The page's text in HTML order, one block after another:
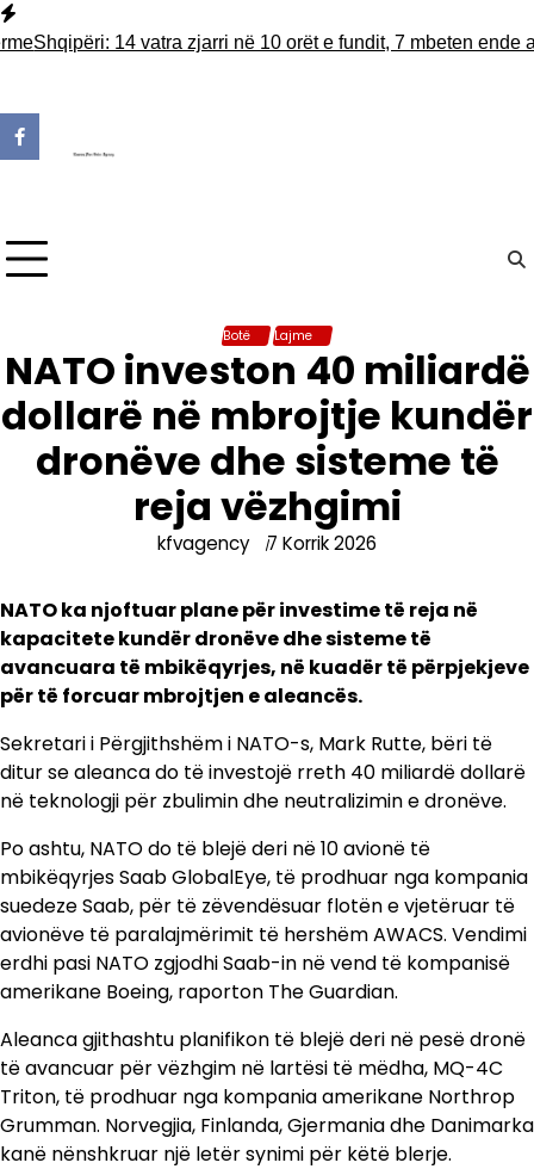
Skip
toShqipëri: 14 vatra zjarri në 10 orët e fundit, 7 mbeten ende
Botë Lajme
NATO investon 40 miliardë
dollarë në mbrojtje kundër
dronëve dhe sisteme të
reja vëzhgimi
kfvagency 7 Korrik 2026
NATO ka njoftuar plane për investime të reja në
kapacitete kundër dronëve dhe sisteme të
avancuara të mbikëqyrjes, në kuadër të përpjekjeve
për të forcuar mbrojtjen e aleancës.
Sekretari i Përgjithshëm i NATO-s, Mark Rutte, bëri të
ditur se aleanca do të investojë rreth 40 miliardë dollarë
në teknologji për zbulimin dhe neutralizimin e dronëve.
Po ashtu, NATO do të blejë deri në 10 avionë të
mbikëqyrjes Saab GlobalEye, të prodhuar nga kompania
suedeze Saab, për të zëvendësuar flotën e vjetëruar të
avionëve të paralajmërimit të hershëm AWACS. Vendimi
erdhi pasi NATO zgjodhi Saab-in në vend të kompanisë
amerikane Boeing, raporton The Guardian.
Aleanca gjithashtu planifikon të blejë deri në pesë dronë
të avancuar për vëzhgim në lartësi të mëdha, MQ-4C
Triton, të prodhuar nga kompania amerikane Northrop
Grumman. Norvegjia, Finlanda, Gjermania dhe Danimarka
kanë nënshkruar një letër synimi për këtë blerje.